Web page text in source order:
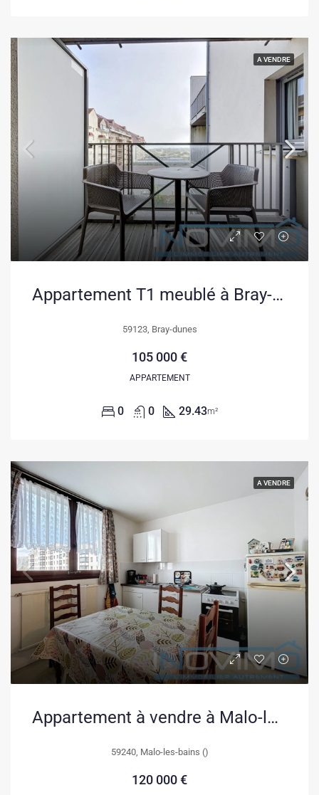
A VENDRE
Appartement T1 meublé à Bray-Dunes avec Balcon et Vue Dégagée
59123, Bray-dunes
105 000 €
APPARTEMENT
0 0 29.43m²
A VENDRE
Appartement à vendre à Malo-les-Bains – Investissement locatif de 47 m²
59240, Malo-les-bains ()
120 000 €